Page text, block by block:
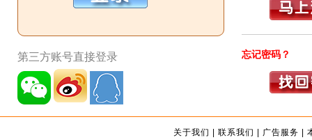
第三方账号直接登录 忘记密码？
关于我们 |联系我们 | 广告服务 |